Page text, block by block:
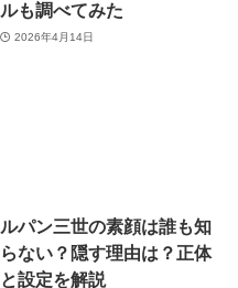
ルも調べてみた
2026年4月14日
ルパン三世の素顔は誰も知
らない？隠す理由は？正体
と設定を解説